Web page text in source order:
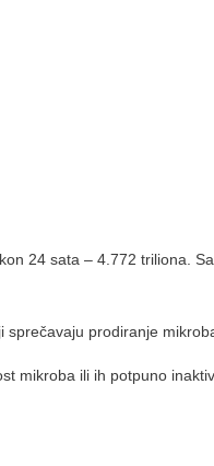
24 sata – 4.772 triliona.
prodiranje
mikroba ili ih potpuno